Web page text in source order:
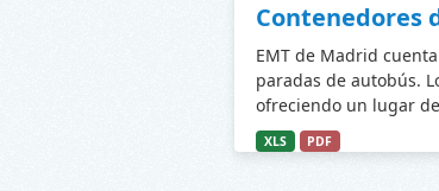
Contenedores
EMT de Madrid
paradas de autobús.
ofreciendo un lugar
XLS PDF